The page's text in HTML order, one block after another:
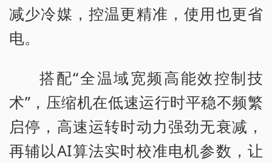
减少冷媒，控温更精准，使用也更省
电。
搭配“全温域宽频高能效控制技
术”，压缩机在低速运行时平稳不频繁
启停，高速运转时动力强劲无衰减，
再辅以AI算法实时校准电机参数，让